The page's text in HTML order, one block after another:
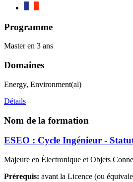
Programme
Master en 3 ans
Domaines
Energy, Environment(al)
Détails
Nom de la formation
ESEO : Cycle Ingénieur -
Majeure en Électronique et Objets
Prérequis: avant la Licence (ou